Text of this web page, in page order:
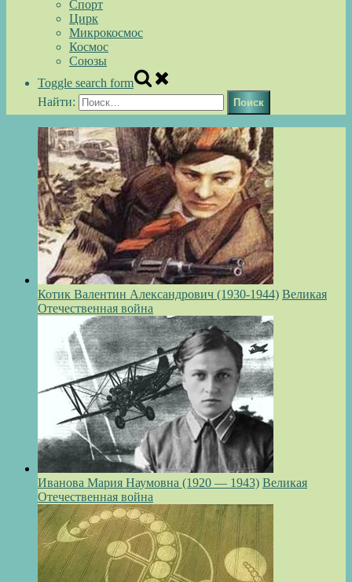
Спорт
Цирк
Микрокосмос
Космос
Союзы
Toggle search form
Найти:
Котик Валентин Александрович (1930-1944) Великая
Отечественная война
Иванова Мария Наумовна (1920 — 1943) Великая
Отечественная война